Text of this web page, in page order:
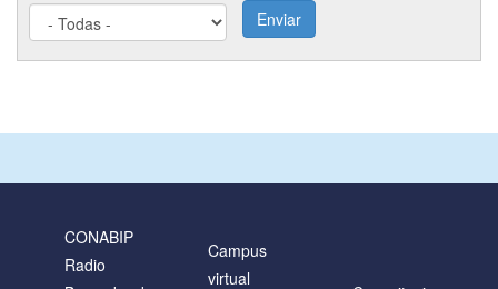
Enviar
CONABIP
Radio
Campus
virtual